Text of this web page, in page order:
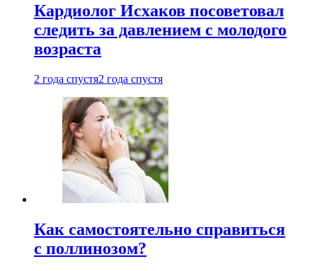
Кардиолог Исхаков посоветовал
следить за давлением с молодого
возраста
2 года спустя2 года спустя
Как самостоятельно справиться
с поллинозом?